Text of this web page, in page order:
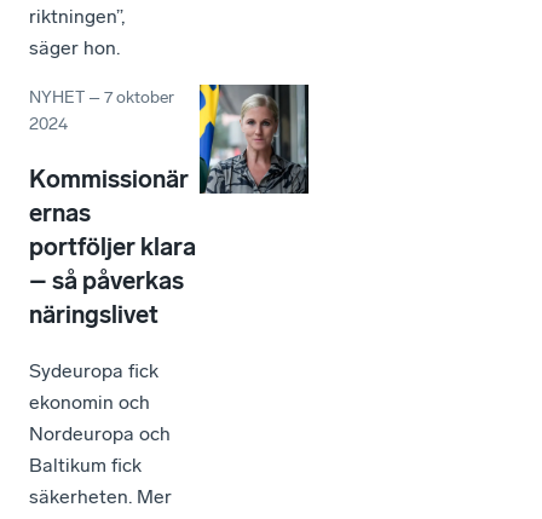
riktningen”,
säger hon.
NYHET –7 oktober
2024
Kommissionär
ernas
portföljer klara
– så påverkas
näringslivet
Sydeuropa fick
ekonomin och
Nordeuropa och
Baltikum fick
säkerheten. Mer